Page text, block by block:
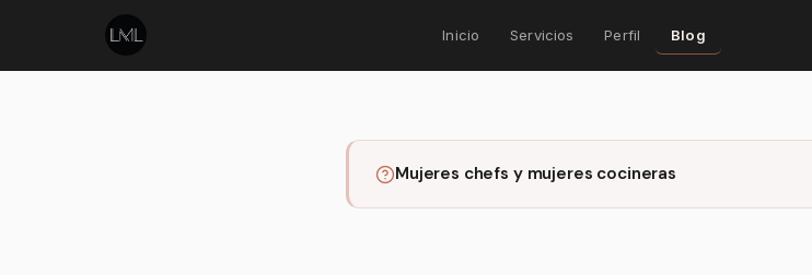
Inicio Servicios Perfil Blog
Mujeres chefs y mujeres cocineras